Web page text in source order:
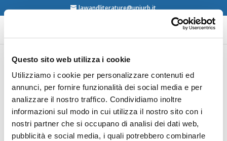
Questo sito web utilizza i cookie
Utilizziamo i cookie per personalizzare contenuti ed
annunci, per fornire funzionalità dei social media e per
analizzare il nostro traffico. Condividiamo inoltre
informazioni sul modo in cui utilizza il nostro sito con i
nostri partner che si occupano di analisi dei dati web,
pubblicità e social media, i quali potrebbero combinarle
lawandliterature@uniurb.it
Luis Alberto Marchili,
Como legislar con
sabiduria y elocuencia,
Dunken, Buenos Aires,